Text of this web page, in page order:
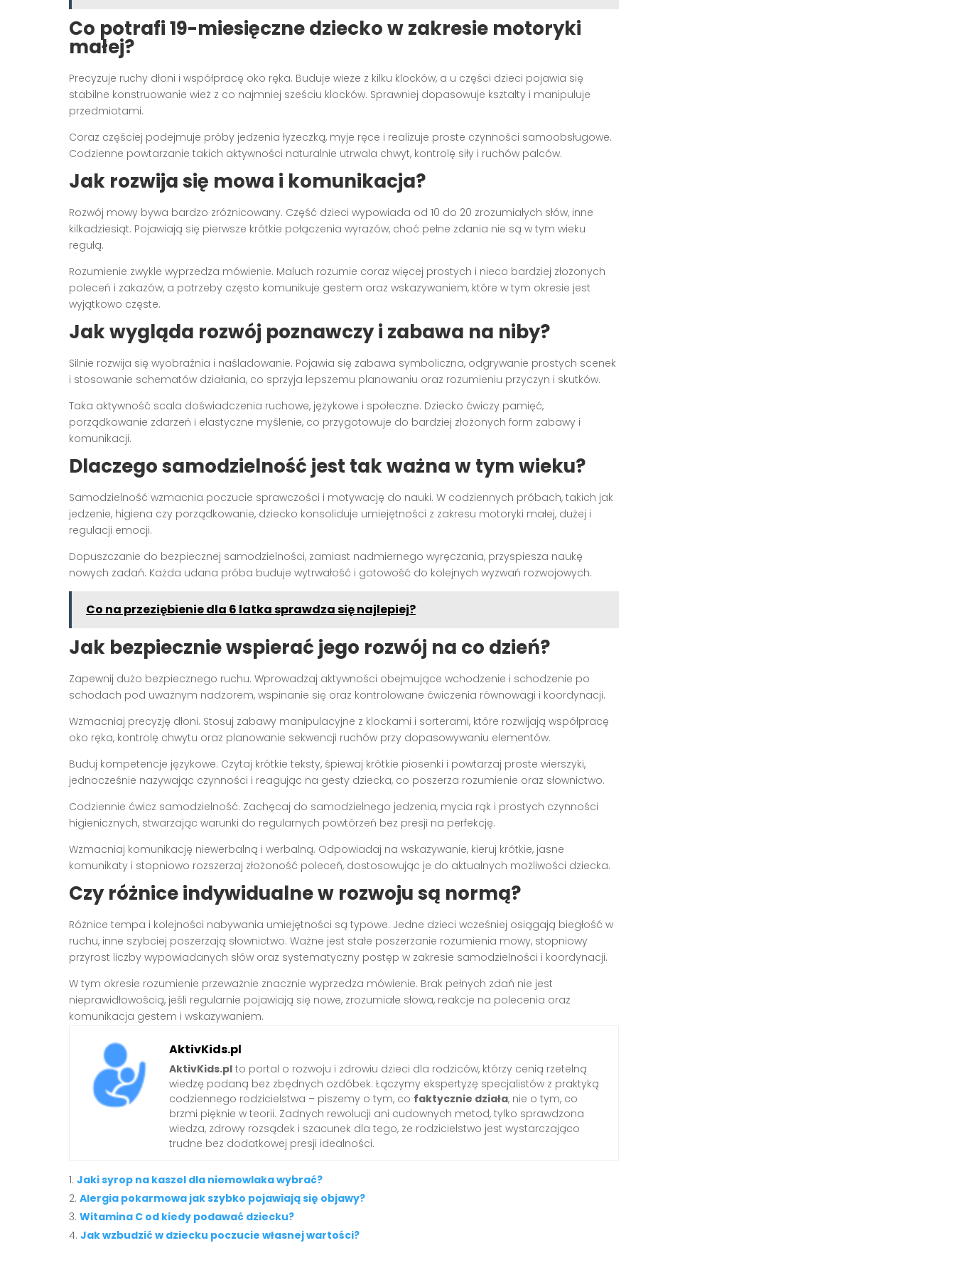
Co potrafi 19-miesięczne dziecko w zakresie motoryki
małej?
Precyzuje ruchy dłoni i współpracę oko ręka. Buduje wieże z kilku klocków, a u części dzieci pojawia się
stabilne konstruowanie wież z co najmniej sześciu klocków. Sprawniej dopasowuje kształty i manipuluje
przedmiotami.
Coraz częściej podejmuje próby jedzenia łyżeczką, myje ręce i realizuje proste czynności samoobsługowe.
Codzienne powtarzanie takich aktywności naturalnie utrwala chwyt, kontrolę siły i ruchów palców.
Jak rozwija się mowa i komunikacja?
Rozwój mowy bywa bardzo zróżnicowany. Część dzieci wypowiada od 10 do 20 zrozumiałych słów, inne
kilkadziesiąt. Pojawiają się pierwsze krótkie połączenia wyrazów, choć pełne zdania nie są w tym wieku
regułą.
Rozumienie zwykle wyprzedza mówienie. Maluch rozumie coraz więcej prostych i nieco bardziej złożonych
poleceń i zakazów, a potrzeby często komunikuje gestem oraz wskazywaniem, które w tym okresie jest
wyjątkowo częste.
Jak wygląda rozwój poznawczy i zabawa na niby?
Silnie rozwija się wyobraźnia i naśladowanie. Pojawia się zabawa symboliczna, odgrywanie prostych scenek
i stosowanie schematów działania, co sprzyja lepszemu planowaniu oraz rozumieniu przyczyn i skutków.
Taka aktywność scala doświadczenia ruchowe, językowe i społeczne. Dziecko ćwiczy pamięć,
porządkowanie zdarzeń i elastyczne myślenie, co przygotowuje do bardziej złożonych form zabawy i
komunikacji.
Dlaczego samodzielność jest tak ważna w tym wieku?
Samodzielność wzmacnia poczucie sprawczości i motywację do nauki. W codziennych próbach, takich jak
jedzenie, higiena czy porządkowanie, dziecko konsoliduje umiejętności z zakresu motoryki małej, dużej i
regulacji emocji.
Dopuszczanie do bezpiecznej samodzielności, zamiast nadmiernego wyręczania, przyspiesza naukę
nowych zadań. Każda udana próba buduje wytrwałość i gotowość do kolejnych wyzwań rozwojowych.
Co na przeziębienie dla 6 latka sprawdza się najlepiej?
Jak bezpiecznie wspierać jego rozwój na co dzień?
Zapewnij dużo bezpiecznego ruchu. Wprowadzaj aktywności obejmujące wchodzenie i schodzenie po
schodach pod uważnym nadzorem, wspinanie się oraz kontrolowane ćwiczenia równowagi i koordynacji.
Wzmacniaj precyzję dłoni. Stosuj zabawy manipulacyjne z klockami i sorterami, które rozwijają współpracę
oko ręka, kontrolę chwytu oraz planowanie sekwencji ruchów przy dopasowywaniu elementów.
Buduj kompetencje językowe. Czytaj krótkie teksty, śpiewaj krótkie piosenki i powtarzaj proste wierszyki,
jednocześnie nazywając czynności i reagując na gesty dziecka, co poszerza rozumienie oraz słownictwo.
Codziennie ćwicz samodzielność. Zachęcaj do samodzielnego jedzenia, mycia rąk i prostych czynności
higienicznych, stwarzając warunki do regularnych powtórzeń bez presji na perfekcję.
Wzmacniaj komunikację niewerbalną i werbalną. Odpowiadaj na wskazywanie, kieruj krótkie, jasne
komunikaty i stopniowo rozszerzaj złożoność poleceń, dostosowując je do aktualnych możliwości dziecka.
Czy różnice indywidualne w rozwoju są normą?
Różnice tempa i kolejności nabywania umiejętności są typowe. Jedne dzieci wcześniej osiągają biegłość w
ruchu, inne szybciej poszerzają słownictwo. Ważne jest stałe poszerzanie rozumienia mowy, stopniowy
przyrost liczby wypowiadanych słów oraz systematyczny postęp w zakresie samodzielności i koordynacji.
W tym okresie rozumienie przeważnie znacznie wyprzedza mówienie. Brak pełnych zdań nie jest
nieprawidłowością, jeśli regularnie pojawiają się nowe, zrozumiałe słowa, reakcje na polecenia oraz
komunikacja gestem i wskazywaniem.
AktivKids.pl
AktivKids.pl to portal o rozwoju i zdrowiu dzieci dla rodziców, którzy cenią rzetelną
wiedzę podaną bez zbędnych ozdóbek. Łączymy ekspertyzę specjalistów z praktyką
codziennego rodzicielstwa – piszemy o tym, co faktycznie działa, nie o tym, co
brzmi pięknie w teorii. Żadnych rewolucji ani cudownych metod, tylko sprawdzona
wiedza, zdrowy rozsądek i szacunek dla tego, że rodzicielstwo jest wystarczająco
trudne bez dodatkowej presji idealności.
Jaki syrop na kaszel dla niemowlaka wybrać?
Alergia pokarmowa jak szybko pojawiają się objawy?
Witamina C od kiedy podawać dziecku?
Jak wzbudzić w dziecku poczucie własnej wartości?